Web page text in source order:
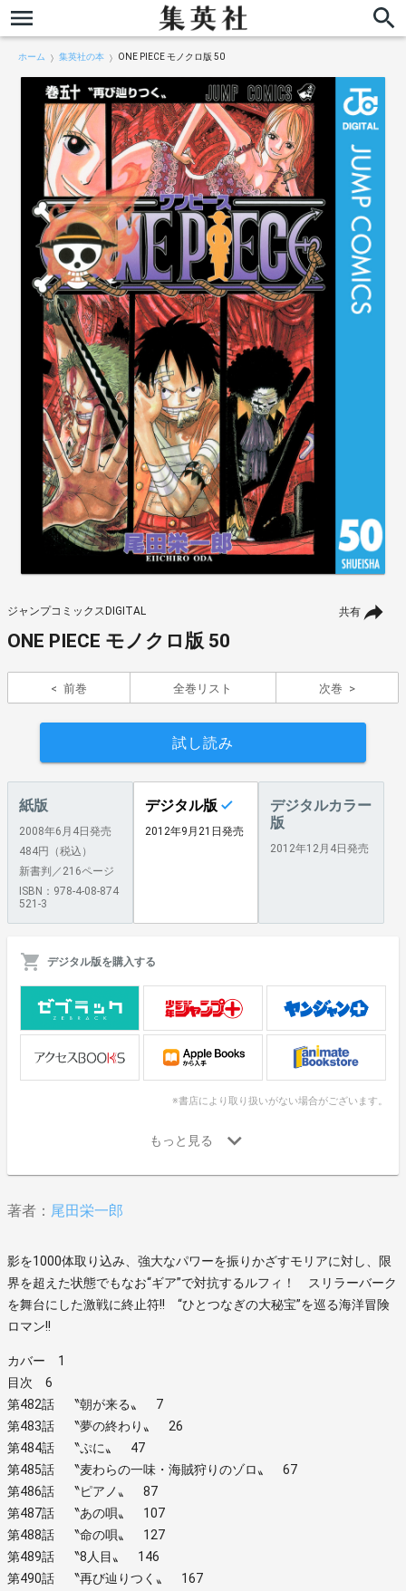
ホーム 集英社の本 ONE PIECE モノクロ版 50
共有
ジャンプコミックスDIGITAL
ONE PIECE モノクロ版 50
前巻 全巻リスト 次巻
試し読み
紙版
2008年6月4日発売
484円（税込）
新書判／216ページ
ISBN：978-4-08-874
521-3
デジタル版
2012年9月21日発売
デジタルカラー
版
2012年12月4日発売
デジタル版を購入する
※書店により取り扱いがない場合がございます。
著者： 尾田栄一郎
影を1000体取り込み、強大なパワーを振りかざすモリアに対し、限
界を超えた状態でもなお“ギア”で対抗するルフィ！ スリラーバーク
を舞台にした激戦に終止符!! “ひとつなぎの大秘宝”を巡る海洋冒険
ロマン!!
カバー 1
目次 6
第482話 〝朝が来る〟 7
第483話 〝夢の終わり〟 26
第484話 〝ぷに〟 47
第485話 〝麦わらの一味・海賊狩りのゾロ〟 67
第486話 〝ピアノ〟 87
第487話 〝あの唄〟 107
第488話 〝命の唄〟 127
第489話 〝8人目〟 146
第490話 〝再び辿りつく〟 167